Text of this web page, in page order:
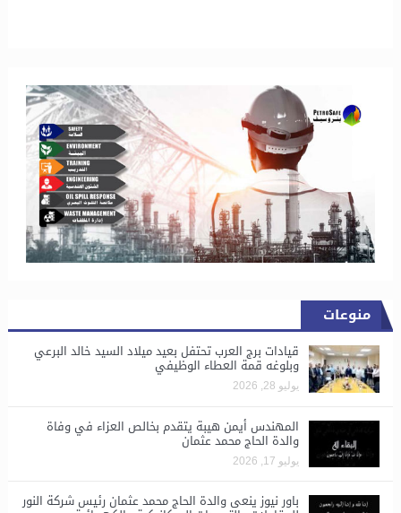
منوعات
قيادات برج العرب تحتفل بعيد ميلاد السيد خالد البرعي
وبلوغه قمة العطاء الوظيفي
يوليو 28, 2026
المهندس أيمن هيبة يتقدم بخالص العزاء في وفاة
والدة الحاج محمد عثمان
يوليو 17, 2026
باور نيوز ينعى والدة الحاج محمد عثمان رئيس شركة النور